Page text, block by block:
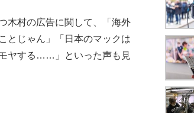
木村の広告に関して、「海外
とじゃん」「日本のマックは
ヤする……」といった声も見